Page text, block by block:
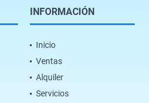
INFORMACIÓN
Inicio
Ventas
Alquiler
Servicios